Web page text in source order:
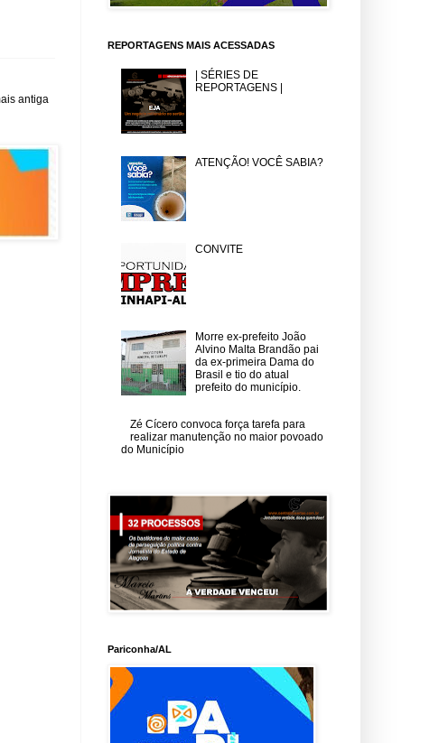
antiga
REPORTAGENS MAIS ACESSADAS
| SÉRIES DE
REPORTAGENS |
ATENÇÃO! VOCÊ SABIA?
CONVITE
Morre ex-prefeito João
Alvino Malta Brandão pai
da ex-primeira Dama do
Brasil e tio do atual
prefeito do município.
Zé Cícero convoca força tarefa para
realizar manutenção no maior povoado
do Município
Pariconha/AL